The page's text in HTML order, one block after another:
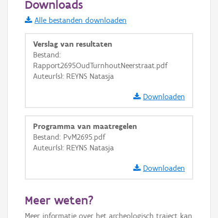
Informatie Vlaanderen
i
+ −
Basis Lagen
Ortho
Downloads
Alle bestanden downloaden
Verslag van resultaten
Bestand:
Rapport2695OudTurnhoutNeerstraat.pdf
Auteur(s): REYNS Natasja
Downloaden
Programma van maatregelen
Bestand: PvM2695.pdf
Auteur(s): REYNS Natasja
Downloaden
Meer weten?
Meer informatie over het archeologisch traject kan